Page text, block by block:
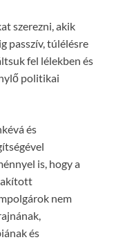
szerezni, akik
passzív, túlélésre
fel lélekben és
politikai
és
is, hogy a
nem
és